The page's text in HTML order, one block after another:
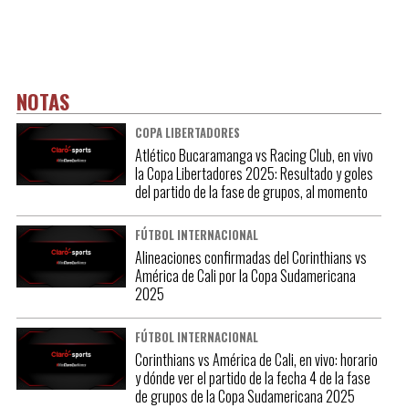
NOTAS
COPA LIBERTADORES
Atlético Bucaramanga vs Racing Club, en vivo
la Copa Libertadores 2025: Resultado y goles
del partido de la fase de grupos, al momento
FÚTBOL INTERNACIONAL
Alineaciones confirmadas del Corinthians vs
América de Cali por la Copa Sudamericana
2025
FÚTBOL INTERNACIONAL
Corinthians vs América de Cali, en vivo: horario
y dónde ver el partido de la fecha 4 de la fase
de grupos de la Copa Sudamericana 2025